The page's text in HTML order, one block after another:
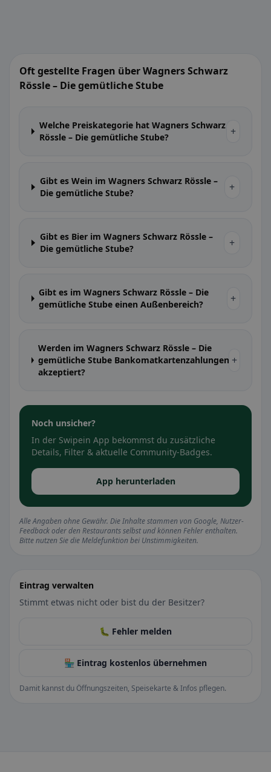
Oft gestellte Fragen über Wagners Schwarz
Rössle – Die gemütliche Stube
Welche Preiskategorie hat Wagners Schwarz
Rössle – Die gemütliche Stube?
+
Gibt es Wein im Wagners Schwarz Rössle –
Die gemütliche Stube?
+
Gibt es Bier im Wagners Schwarz Rössle –
Die gemütliche Stube?
+
Gibt es im Wagners Schwarz Rössle – Die
gemütliche Stube einen Außenbereich?
+
Werden im Wagners Schwarz Rössle – Die
gemütliche Stube Bankomatkartenzahlungen
akzeptiert?
+
Noch unsicher?
In der Swipein App bekommst du zusätzliche
Details, Filter & aktuelle Community-Badges.
App herunterladen
Alle Angaben ohne Gewähr. Die Inhalte stammen von Google, Nutzer-
Feedback oder den Restaurants selbst und können Fehler enthalten.
Bitte nutzen Sie die Meldefunktion bei Unstimmigkeiten.
Eintrag verwalten
Stimmt etwas nicht oder bist du der Besitzer?
🐛 Fehler melden
🏪 Eintrag kostenlos übernehmen
Damit kannst du Öffnungszeiten, Speisekarte & Infos pflegen.